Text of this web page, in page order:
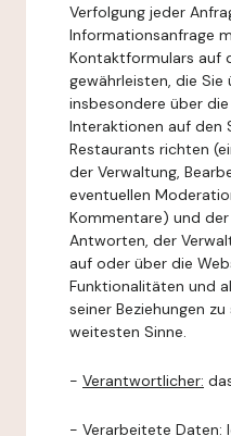
Verfolgung jeder
Informationsanfrage
Kontaktformulars auf
gewährleisten, die
insbesondere über
Interaktionen auf den
Restaurants richten
der Verwaltung,
eventuellen
Kommentare) und
Antworten, der
auf oder über die
Funktionalitäten und
seiner Beziehungen
weitesten Sinne.
- Verantwortlicher:
- Verarbeitete Daten: